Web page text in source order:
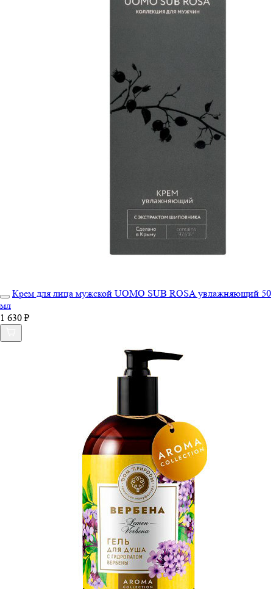
Крем для лица мужской UOMO SUB ROSA увлажняющий 50
мл
1 630 ₽